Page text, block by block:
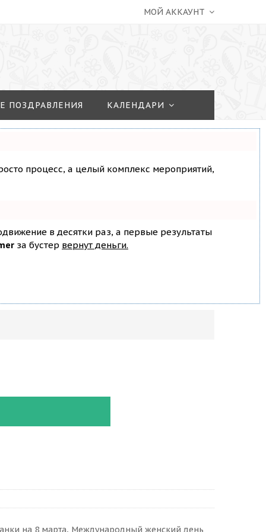
МОЙ АККАУНТ
ПОЗДРАВЛЕНИЯ КАЛЕНДАРИ
процесс, а целый комплекс мероприятий,
в десятки раз, а первые результаты
за бустер вернут деньги.
на 8 марта, Международный женский день